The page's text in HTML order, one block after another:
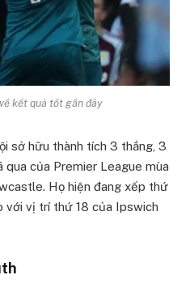
kết quả tốt gần đây
sở hữu thành tích 3 thắng, 3
qua của Premier League mùa
Họ hiện đang xếp thứ
với vị trí thứ 18 của Ipswich